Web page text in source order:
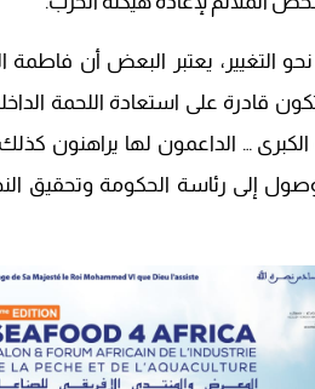
يعتبر البعض أن فاطمة
قادرة على استعادة اللحمة
الكبرى … الداعمون لها يراهنون
إلى رئاسة الحكومة وتحقيق